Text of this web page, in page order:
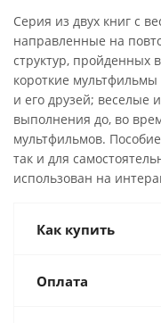
Серия из двух книг с
направленные на
структур, пройденных
короткие
и его друзей; веселые
выполнения до, во
мультфильмов.
так и для
использован на
Как купить
Оплата